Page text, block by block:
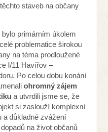
staveb na občany
primárním úkolem
problematice širokou
na téma prodloužené
I/11 Havířov –
Po celou dobu konání
ohromný zájem
a utvrdili jsme se, že
si zaslouží komplexní
a důkladné zvážení
na život občanů